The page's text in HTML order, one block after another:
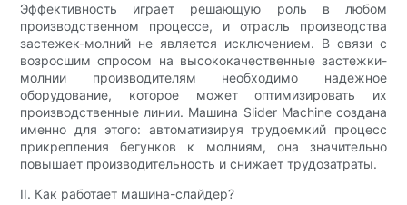
Эффективность играет решающую роль в любом
производственном процессе, и отрасль производства
застежек-молний не является исключением. В связи с
возросшим спросом на высококачественные застежки-
молнии производителям необходимо надежное
оборудование, которое может оптимизировать их
производственные линии. Машина Slider Machine создана
именно для этого: автоматизируя трудоемкий процесс
прикрепления бегунков к молниям, она значительно
повышает производительность и снижает трудозатраты.
II. Как работает машина-слайдер?